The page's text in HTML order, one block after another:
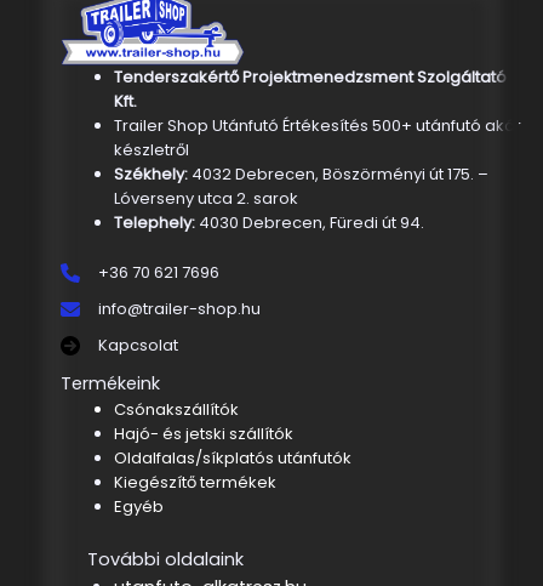
Tenderszakértő Projektmenedzsment Szolgáltató
Kft.
Trailer Shop Utánfutó Értékesítés 500+ utánfutó akár
készletről
Székhely: 4032 Debrecen, Böszörményi út 175. –
Lóverseny utca 2. sarok
Telephely:4030 Debrecen, Füredi út 94.
+36 70 621 7696
info@trailer-shop.hu
Kapcsolat
Termékeink
Csónakszállítók
Hajó- és jetski szállítók
Oldalfalas/síkplatós utánfutók
Kiegészítő termékek
Egyéb
További oldalaink